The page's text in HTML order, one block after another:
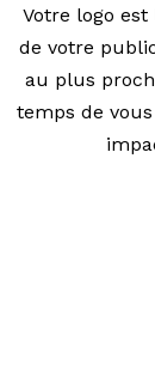
Votre logo
de votre
au plus
temps de